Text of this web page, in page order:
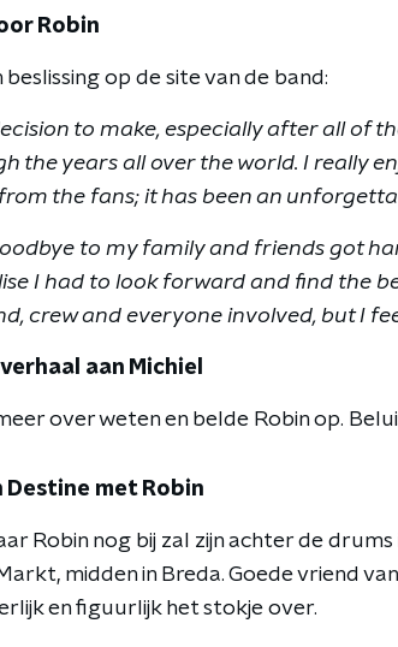
Robin
op de site van de band:
to make, especially after all of
the years all over the world. I really
the fans; it has been an
to my family and friends got
I had to look forward and find the
crew and everyone involved, but I
aan Michiel
over weten en belde Robin op.
Destine met Robin
Robin nog bij zal zijn achter de
midden in Breda. Goede vriend
en figuurlijk het stokje over.